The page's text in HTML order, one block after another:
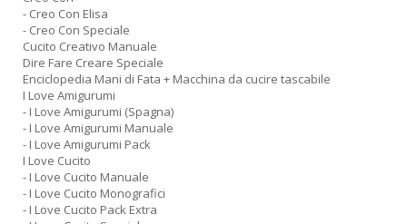
- Creo Con Elisa
- Creo Con Speciale
Cucito Creativo Manuale
Dire Fare Creare Speciale
Enciclopedia Mani di Fata + Macchina da cucire tascabile
I Love Amigurumi
- I Love Amigurumi (Spagna)
- I Love Amigurumi Manuale
- I Love Amigurumi Pack
I Love Cucito
- I Love Cucito Manuale
- I Love Cucito Monografici
- I Love Cucito Pack Extra